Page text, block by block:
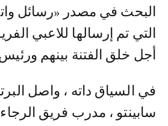
البحث في مصدر «رسائل
التي تم إرسالها للاعبي
أجل خلق الفتنة بينهم
في السياق داته ، واصل
سابينتو ، مدرب فريق